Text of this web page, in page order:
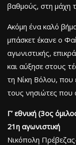
βαθμούς, στη μάχη
Ακόμη ένα καλό
μπάσκετ έκανε ο
αγωνιστικής,
και αύξησε στους
τη Νίκη Βόλου, που
τους νησιώτες που
Γ’ εθνική (3ος
21η αγωνιστική
Νικόπολη